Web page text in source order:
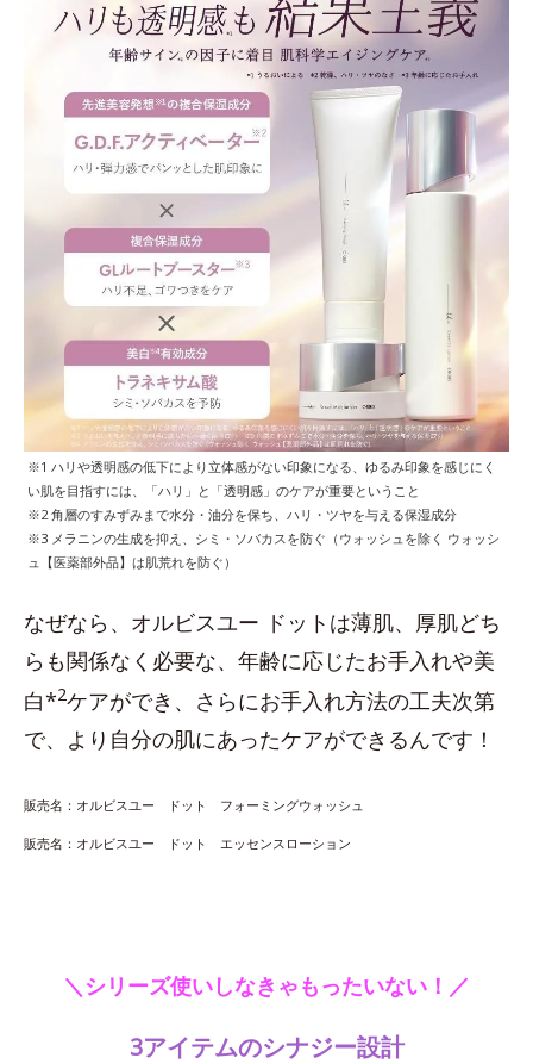
※1 ハリや透明感の低下により立体感がない印象になる、ゆるみ印象を感じにく
い肌を目指すには、「ハリ」と「透明感」のケアが重要ということ
※2 角層のすみずみまで水分・油分を保ち、ハリ・ツヤを与える保湿成分
※3 メラニンの生成を抑え、シミ・ソバカスを防ぐ（ウォッシュを除く ウォッシ
ュ【医薬部外品】は肌荒れを防ぐ）
なぜなら、オルビスユー ドットは薄肌、厚肌どち
らも関係なく必要な、年齢に応じたお手入れや美
白*2ケアができ、さらにお手入れ方法の工夫次第
で、より自分の肌にあったケアができるんです！
販売名：オルビスユー ドット フォーミングウォッシュ
販売名：オルビスユー ドット エッセンスローション
＼シリーズ使いしなきゃもったいない！／
3アイテムのシナジー設計